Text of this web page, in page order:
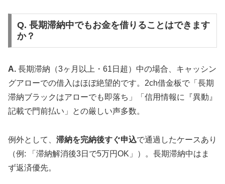
Q. 長期滞納中でもお金を借りることはできます
か？
A. 長期滞納（3ヶ月以上・61日超）中の場合、キャッシン
グアローでの借入はほぼ絶望的です。2ch借金板で「長期
滞納ブラックはアローでも即落ち」「信用情報に『異動』
記載で門前払い」との厳しい声多数。
例外として、 滞納を完納後すぐ申込で通過したケースあり
（例: 「滞納解消後3日で5万円OK」）。長期滞納中はま
ず返済優先。